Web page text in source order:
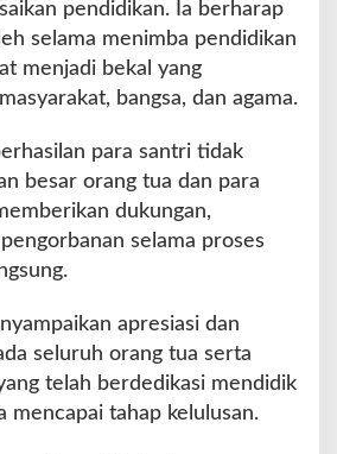
pendidikan. Ia berharap
selama menimba pendidikan
menjadi bekal yang
bangsa, dan agama.
para santri tidak
besar orang tua dan para
dukungan,
selama proses
apresiasi dan
seluruh orang tua serta
telah berdedikasi mendidik
mencapai tahap kelulusan.